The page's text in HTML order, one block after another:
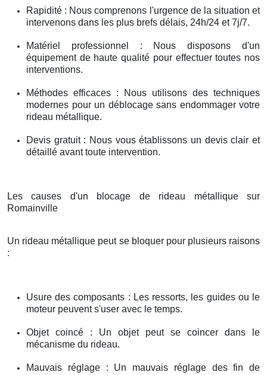
Rapidité : Nous comprenons l'urgence de la situation et
intervenons dans les plus brefs délais, 24h/24 et 7j/7.
Matériel professionnel : Nous disposons d'un
équipement de haute qualité pour effectuer toutes nos
interventions.
Méthodes efficaces : Nous utilisons des techniques
modernes pour un déblocage sans endommager votre
rideau métallique.
Devis gratuit : Nous vous établissons un devis clair et
détaillé avant toute intervention.
Les causes d'un blocage de rideau métallique sur
Romainville
Un rideau métallique peut se bloquer pour plusieurs raisons
:
Usure des composants : Les ressorts, les guides ou le
moteur peuvent s'user avec le temps.
Objet coincé : Un objet peut se coincer dans le
mécanisme du rideau.
Mauvais réglage : Un mauvais réglage des fin de